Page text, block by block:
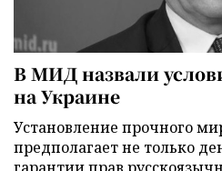
В МИД назвали
на Украине
Установление прочного
предполагает не только